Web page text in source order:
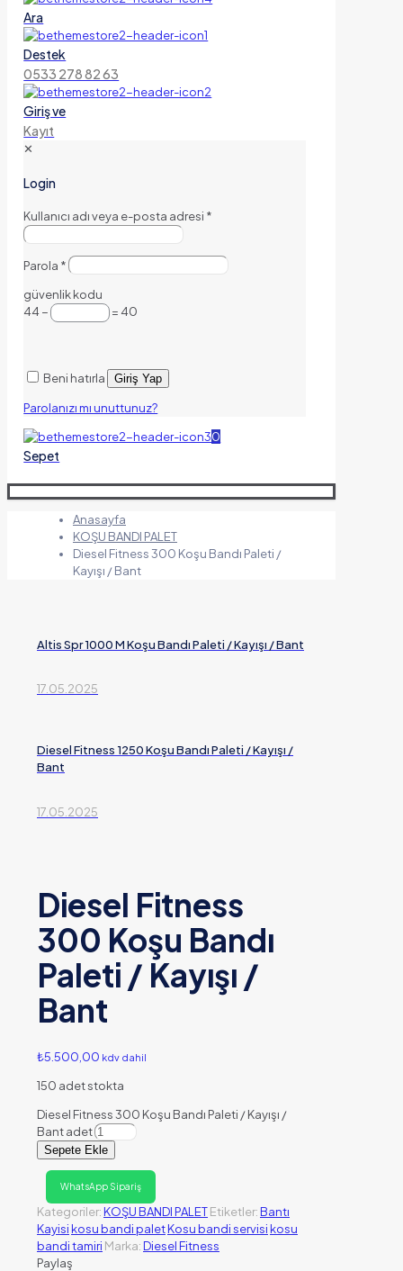
Ara
Destek
0533 278 82 63
Giriş ve
Kayıt
✕
Login
Kullanıcı adı veya e-posta adresi *
Parola *
güvenlik kodu
44 −
= 40
Beni hatırla Giriş Yap
Parolanızı mı unuttunuz?
0
Sepet
Anasayfa
KOŞU BANDI PALET
Diesel Fitness 300 Koşu Bandı Paleti /
Kayışı / Bant
Altis Spr 1000 M Koşu Bandı Paleti / Kayışı / Bant
17.05.2025
Diesel Fitness 1250 Koşu Bandı Paleti / Kayışı /
Bant
17.05.2025
Diesel Fitness
300 Koşu Bandı
Paleti / Kayışı /
Bant
₺5.500,00 kdv dahil
150 adet stokta
Diesel Fitness 300 Koşu Bandı Paleti / Kayışı /
Bant adet
Sepete Ekle
WhatsApp Sipariş
Kategoriler:KOŞU BANDI PALETEtiketler:Bantı
Kayisikosu bandi paletKosu bandi servisikosu
bandi tamiri Marka:Diesel Fitness
Paylaş